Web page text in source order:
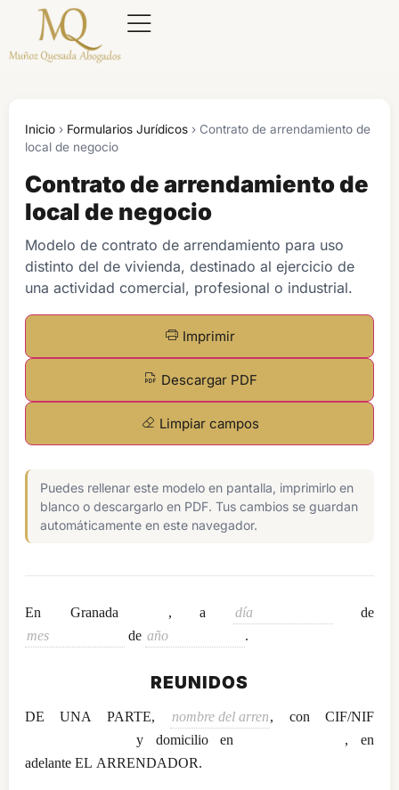
Inicio › Formularios Jurídicos › Contrato de arrendamiento de
local de negocio
Contrato de arrendamiento de
local de negocio
Modelo de contrato de arrendamiento para uso
distinto del de vivienda, destinado al ejercicio de
una actividad comercial, profesional o industrial.
Imprimir
Descargar PDF
Limpiar campos
Puedes rellenar este modelo en pantalla, imprimirlo en
blanco o descargarlo en PDF. Tus cambios se guardan
automáticamente en este navegador.
En , a
de
.
REUNIDOS
DE UNA PARTE,
y domicilio en
, en
adelante EL ARRENDADOR.